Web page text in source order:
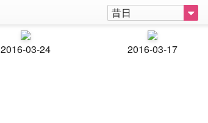
昔日
2016-03-24 2016-03-17